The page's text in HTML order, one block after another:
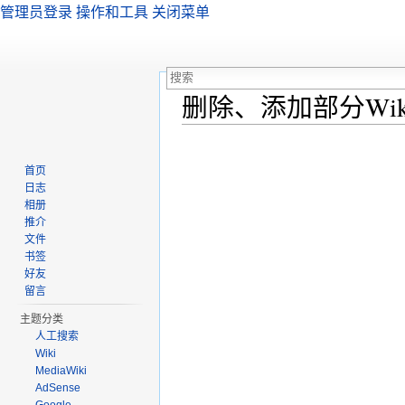
删除、添加部分
管理员登录 操作和工具 关闭菜单
首页
日志
相册
推介
文件
书签
好友
留言
主题分类
人工搜索
Wiki
MediaWiki
AdSense